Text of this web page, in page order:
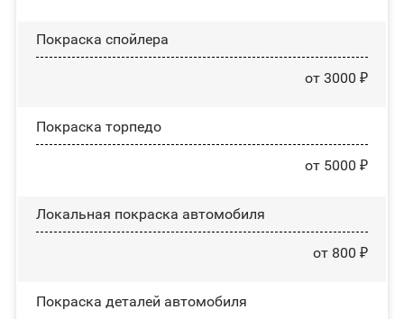
Покраска спойлера
от 3000 ₽
Покраска торпедо
от 5000 ₽
Локальная покраска автомобиля
от 800 ₽
Покраска деталей автомобиля